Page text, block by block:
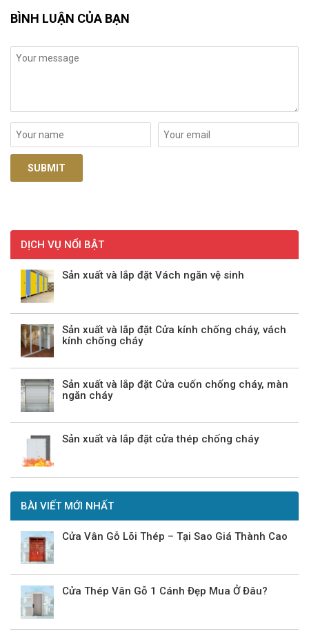
DỊCH VỤ NỔI BẬT
Sản xuất và lắp đặt Vách ngăn vệ sinh
Sản xuất và lắp đặt Cửa kính chống cháy, vách
kính chống cháy
Sản xuất và lắp đặt Cửa cuốn chống cháy, màn
ngăn cháy
Sản xuất và lắp đặt cửa thép chống cháy
BÀI VIẾT MỚI NHẤT
Cửa Vân Gỗ Lõi Thép – Tại Sao Giá Thành Cao
Cửa Thép Vân Gỗ 1 Cánh Đẹp Mua Ở Đâu?
BÌNH LUẬN CỦA BẠN